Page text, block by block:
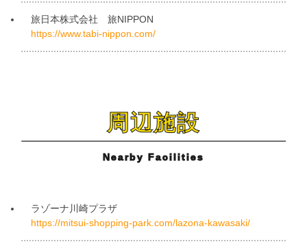
旅日本株式会社 旅NIPPON
https://www.tabi-nippon.com/
周辺施設
Nearby Facilities
ラゾーナ川崎プラザ
https://mitsui-shopping-park.com/lazona-kawasaki/